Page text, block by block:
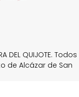
DEL QUIJOTE. Todos
de Alcázar de San